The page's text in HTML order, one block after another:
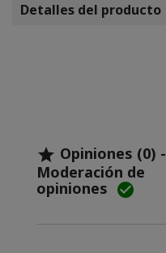
Detalles del producto
 Opiniones (0) -
Moderación de
opiniones 